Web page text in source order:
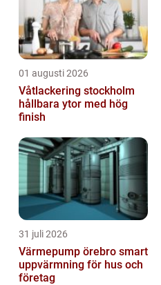
01 augusti 2026
Våtlackering stockholm
hållbara ytor med hög
finish
31 juli 2026
Värmepump örebro smart
uppvärmning för hus och
företag